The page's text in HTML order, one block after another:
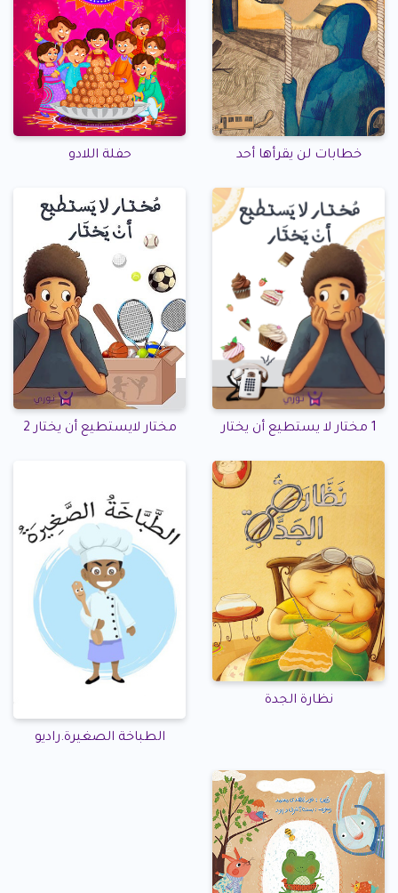
خطابات لن يقرأها أحد حفلة اللادو
1 مختار لا يستطيع أن يختار مختار لايستطيع أن يختار 2
نظارة الجدة
الطباخة الصغيرة.راديو